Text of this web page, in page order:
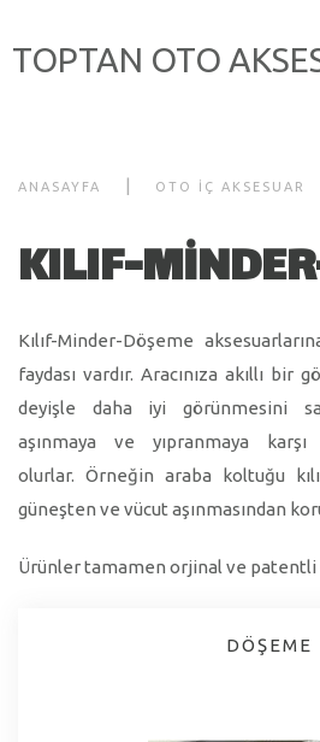
TOPTAN OTO
ANASAYFA OTO İÇ AKSESUAR
KILIF-
Kılıf-Minder-Döşeme
faydası vardır. Aracınıza akıllı bir
deyişle daha iyi görünmesini
aşınmaya ve yıpranmaya karşı
olurlar. Örneğin araba koltuğu
güneşten ve vücut aşınmasından
Ürünler tamamen orjinal ve
DÖŞEME